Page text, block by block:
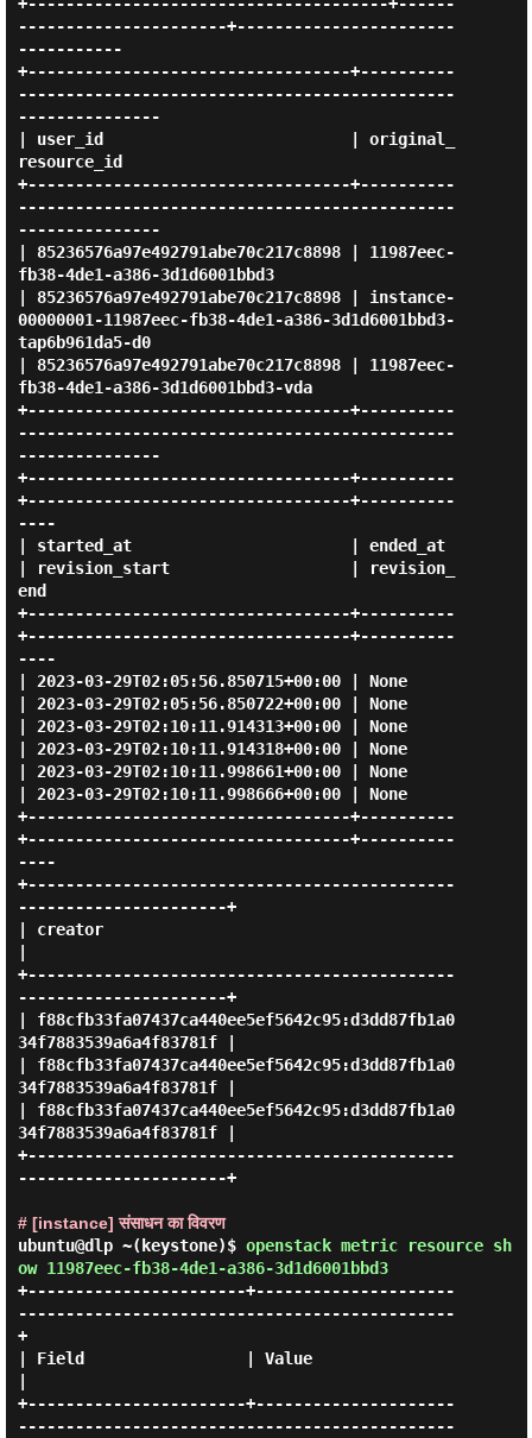
----------------------+-----------------------
-----------
+----------------------------------+----------
----------------------------------------------
---------------
| user_id                          | original_
resource_id
+----------------------------------+----------
----------------------------------------------
---------------
| 85236576a97e492791abe70c217c8898 | 11987eec-
fb38-4de1-a386-3d1d6001bbd3
| 85236576a97e492791abe70c217c8898 | instance-
00000001-11987eec-fb38-4de1-a386-3d1d6001bbd3-
tap6b961da5-d0
| 85236576a97e492791abe70c217c8898 | 11987eec-
fb38-4de1-a386-3d1d6001bbd3-vda
+----------------------------------+----------
----------------------------------------------
---------------
+----------------------------------+----------
+----------------------------------+----------
----
| started_at                       | ended_at
| revision_start                   | revision_
end
+----------------------------------+----------
+----------------------------------+----------
----
| 2023-03-29T02:05:56.850715+00:00 | None
| 2023-03-29T02:05:56.850722+00:00 | None
| 2023-03-29T02:10:11.914313+00:00 | None
| 2023-03-29T02:10:11.914318+00:00 | None
| 2023-03-29T02:10:11.998661+00:00 | None
| 2023-03-29T02:10:11.998666+00:00 | None
+----------------------------------+----------
+----------------------------------+----------
----
+---------------------------------------------
----------------------+
| creator
+---------------------------------------------
----------------------+
| f88cfb33fa07437ca440ee5ef5642c95:d3dd87fb1a0
34f7883539a6a4f83781f |
| f88cfb33fa07437ca440ee5ef5642c95:d3dd87fb1a0
34f7883539a6a4f83781f |
| f88cfb33fa07437ca440ee5ef5642c95:d3dd87fb1a0
34f7883539a6a4f83781f |
+---------------------------------------------
----------------------+
# [instance] संसाधन का विवरण
ubuntu@dlp ~(keystone)$ openstack metric resource sh
ow 11987eec-fb38-4de1-a386-3d1d6001bbd3
+-----------------------+---------------------
----------------------------------------------
+
| Field                 | Value
+-----------------------+---------------------
----------------------------------------------